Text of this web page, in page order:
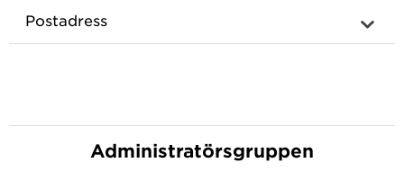
Postadress
Administratörsgruppen